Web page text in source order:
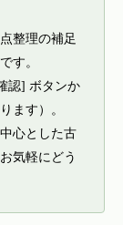
整理の補足
す。
認] ボタンか
ます）。
心とした古
気軽にどう